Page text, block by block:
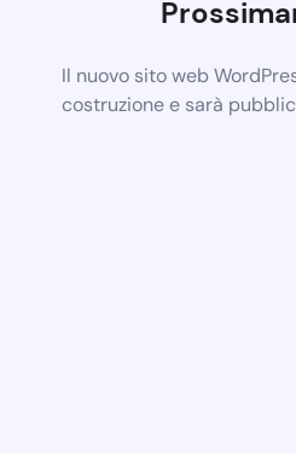
Il nuovo sito web
costruzione e sarà